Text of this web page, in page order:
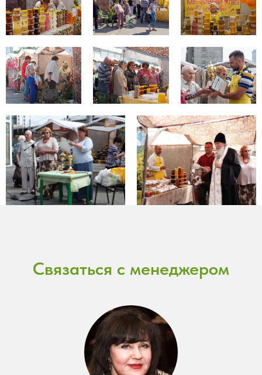
Связаться с менеджером